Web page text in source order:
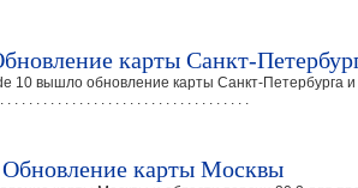
карты Санкт-
10 вышло обновление карты Санкт-Петербурга
. . . . . . . . . . . . . . . . . . . . . . . . . . . . . . . . . .
Обновление карты Москвы